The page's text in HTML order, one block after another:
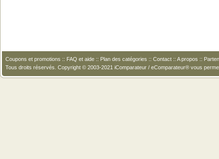
Coupons et promotions :: FAQ et aide :: Plan des catégories :: Contact :: A propos ::
Tous droits réservés. Copyright © 2003-2021 iComparateur / eComparateur® vous